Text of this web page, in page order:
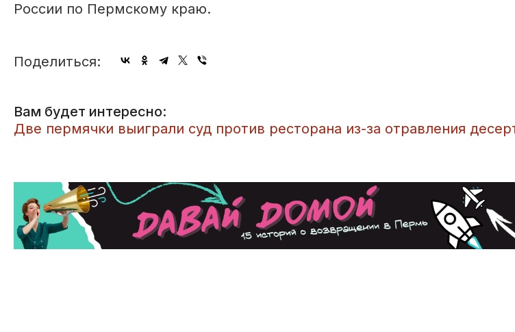
России по Пермскому краю.
Поделиться:
Вам будет интересно:
Две пермячки выиграли суд против ресторана из-за отравления